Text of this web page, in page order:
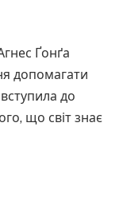
Ґонґа
допомагати
до
що світ знає